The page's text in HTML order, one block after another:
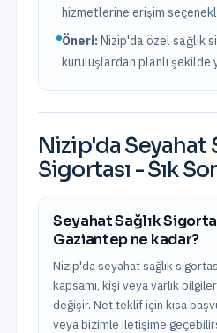
hizmetlerine erişim
Öneri:Nizip'da özel sağlık
kuruluşlardan planlı şekilde
Nizip'da Seyahat
Sigortası - Sık
Seyahat Sağlık
Gaziantep ne kadar?
Nizip'da seyahat sağlık
kapsamı, kişi veya varlık
değişir. Net teklif için kısa
veya bizimle iletişime